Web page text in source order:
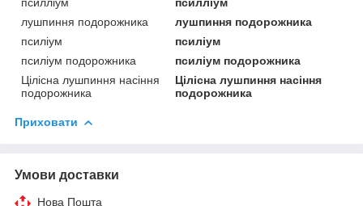
лушпиння подорожника
лушпиння подорожника
псиліум
псиліум
псиліум подорожника
псиліум подорожника
Цілісна лушпиння насіння
подорожника
Цілісна лушпиння насіння
подорожника
Приховати
Умови доставки
Нова Пошта